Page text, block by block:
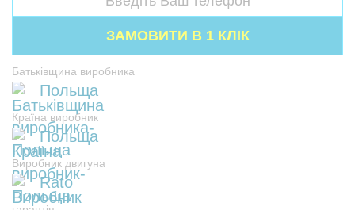
Батьківщина виробника
Польща
Країна виробник
Польща
Виробник двигуна
Rato